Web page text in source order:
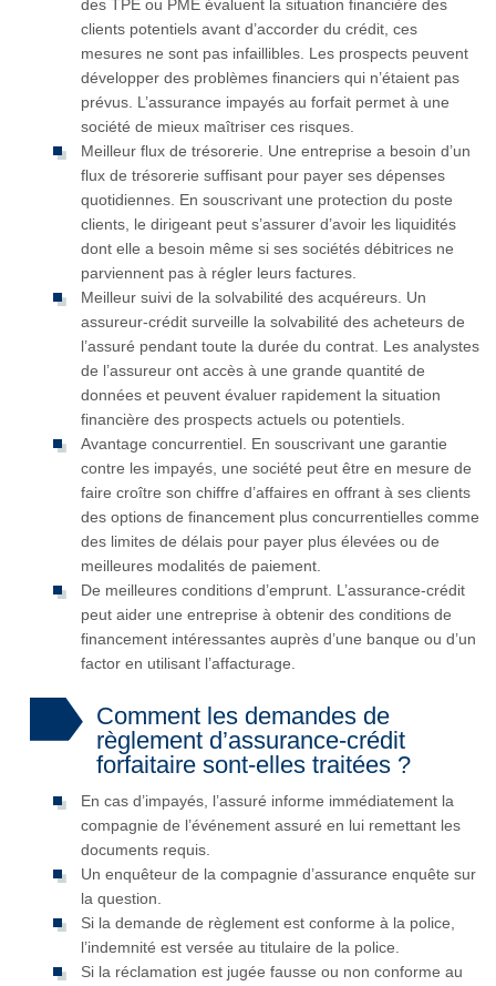
des TPE ou PME évaluent la situation financière des
clients potentiels avant d’accorder du crédit, ces
mesures ne sont pas infaillibles. Les prospects peuvent
développer des problèmes financiers qui n’étaient pas
prévus. L’assurance impayés au forfait permet à une
société de mieux maîtriser ces risques.
Meilleur flux de trésorerie. Une entreprise a besoin d’un
flux de trésorerie suffisant pour payer ses dépenses
quotidiennes. En souscrivant une protection du poste
clients, le dirigeant peut s’assurer d’avoir les liquidités
dont elle a besoin même si ses sociétés débitrices ne
parviennent pas à régler leurs factures.
Meilleur suivi de la solvabilité des acquéreurs. Un
assureur-crédit surveille la solvabilité des acheteurs de
l’assuré pendant toute la durée du contrat. Les analystes
de l’assureur ont accès à une grande quantité de
données et peuvent évaluer rapidement la situation
financière des prospects actuels ou potentiels.
Avantage concurrentiel. En souscrivant une garantie
contre les impayés, une société peut être en mesure de
faire croître son chiffre d’affaires en offrant à ses clients
des options de financement plus concurrentielles comme
des limites de délais pour payer plus élevées ou de
meilleures modalités de paiement.
De meilleures conditions d’emprunt. L’assurance-crédit
peut aider une entreprise à obtenir des conditions de
financement intéressantes auprès d’une banque ou d’un
factor en utilisant l’affacturage.
Comment les demandes de
règlement d’assurance-crédit
forfaitaire sont-elles traitées ?
En cas d’impayés, l’assuré informe immédiatement la
compagnie de l’événement assuré en lui remettant les
documents requis.
Un enquêteur de la compagnie d’assurance enquête sur
la question.
Si la demande de règlement est conforme à la police,
l’indemnité est versée au titulaire de la police.
Si la réclamation est jugée fausse ou non conforme au